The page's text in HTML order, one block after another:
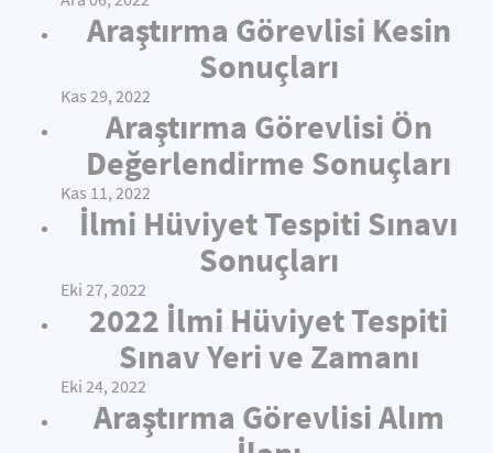
Araştırma Görevlisi Kesin
Sonuçları
Kas 29, 2022
Araştırma Görevlisi Ön
Değerlendirme Sonuçları
Kas 11, 2022
İlmi Hüviyet Tespiti Sınavı
Sonuçları
Eki 27, 2022
2022 İlmi Hüviyet Tespiti
Sınav Yeri ve Zamanı
Eki 24, 2022
Araştırma Görevlisi Alım